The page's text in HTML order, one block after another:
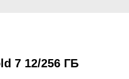
7 12/256 ГБ